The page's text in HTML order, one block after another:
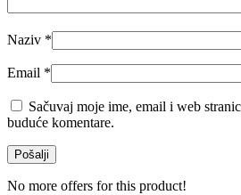
Naziv *
Email *
Sačuvaj moje ime, email i web
buduće komentare.
No more offers for this product!